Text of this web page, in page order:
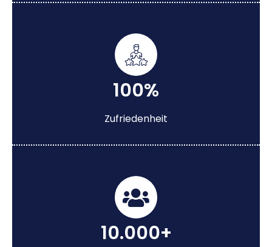
100%
Zufriedenheit
10.000+